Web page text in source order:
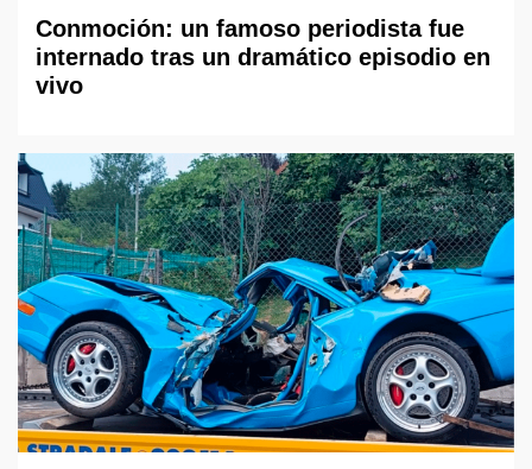
Conmoción: un famoso periodista fue
internado tras un dramático episodio en
vivo